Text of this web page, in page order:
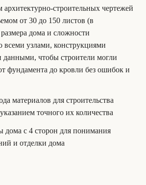
строительных чертежей
от 30 до 150 листов (в
дома и сложности
всеми узлами, конструкциями
данными, чтобы строители могли
фундамента до кровли без ошибок и
материалов для строительства
точного их количества
дома с 4 сторон для понимания
и отделки дома